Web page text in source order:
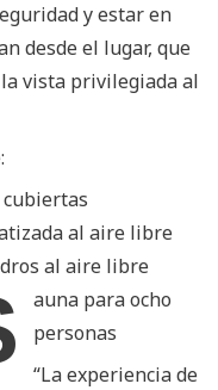
y estar en
desde el lugar, que
vista privilegiada al
al aire libre
al aire libre
auna para ocho
personas
“La experiencia de